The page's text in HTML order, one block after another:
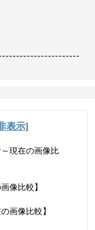
表示]
現在の画像比
像比較】
画像比較】